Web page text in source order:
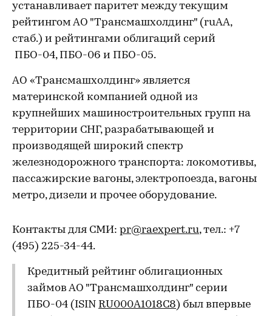
устанавливает паритет между текущим
рейтингом АО "Трансмашхолдинг" (ruAA,
стаб.) и рейтингами облигаций серий
ПБО-04, ПБО-06 и ПБО-05.
АО «Трансмашхолдинг» является
материнской компанией одной из
крупнейших машиностроительных групп на
территории СНГ, разрабатывающей и
производящей широкий спектр
железнодорожного транспорта: локомотивы,
пассажирские вагоны, электропоезда, вагоны
метро, дизели и прочее оборудование.
Контакты для СМИ: pr@raexpert.ru, тел.: +7
(495) 225-34-44.
Кредитный рейтинг облигационных
займов АО "Трансмашхолдинг" серии
ПБО-04 (ISIN RU000A1018C8) был впервые